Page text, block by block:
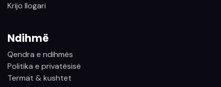
Krijo llogari
Ndihmë
Qendra e ndihmës
Politika e privatësisë
Termat & kushtet